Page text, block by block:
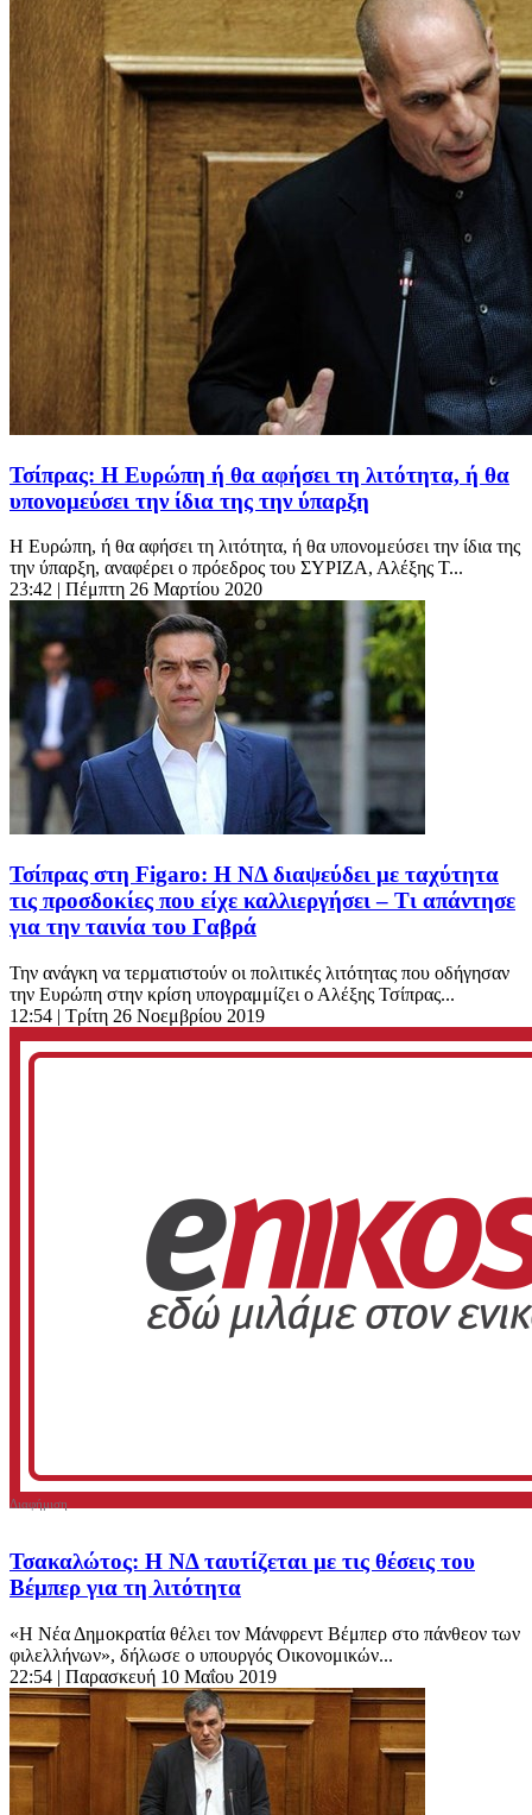
Τσίπρας: Η Ευρώπη ή θα αφήσει τη λιτότητα, ή θα
υπονομεύσει την ίδια της την ύπαρξη
Η Ευρώπη, ή θα αφήσει τη λιτότητα, ή θα υπονομεύσει την ίδια της
την ύπαρξη, αναφέρει ο πρόεδρος του ΣΥΡΙΖΑ, Αλέξης Τ...
23:42 | Πέμπτη 26 Μαρτίου 2020
Τσίπρας στη Figaro: Η ΝΔ διαψεύδει με ταχύτητα
τις προσδοκίες που είχε καλλιεργήσει – Τι απάντησε
για την ταινία του Γαβρά
Την ανάγκη να τερματιστούν οι πολιτικές λιτότητας που οδήγησαν
την Ευρώπη στην κρίση υπογραμμίζει ο Αλέξης Τσίπρας...
12:54 | Τρίτη 26 Νοεμβρίου 2019
Τσακαλώτος: Η ΝΔ ταυτίζεται με τις θέσεις του
Βέμπερ για τη λιτότητα
«Η Νέα Δημοκρατία θέλει τον Μάνφρεντ Βέμπερ στο πάνθεον των
φιλελλήνων», δήλωσε ο υπουργός Οικονομικών...
22:54 | Παρασκευή 10 Μαΐου 2019